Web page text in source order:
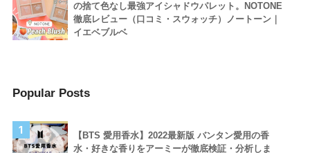
の捨て色なし最強アイシャドウパレット。NOTONE
徹底レビュー（口コミ・スウォッチ）ノートーン｜
イエベブルベ
Popular Posts
1
【BTS 愛用香水】2022最新版 バンタン愛用の香
水・好きな香りをアーミーが徹底検証・分析しま